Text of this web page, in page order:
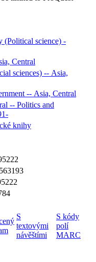
(Political science) -
Central
sciences) -- Asia,
-- Asia, Central
-- Politics and
knihy
S
textovými
návěštími
S kódy
polí
MARC